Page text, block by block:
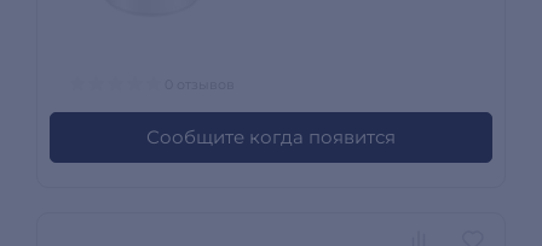
Сообщите когда появится